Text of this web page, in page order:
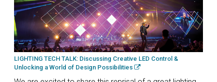
LIGHTING TECH TALK: Discussing Creative LED Control &
Unlocking a World of Design Possibilities